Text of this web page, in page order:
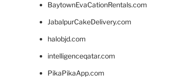
BaytownEvaCationRentals.com
JabalpurCakeDelivery.com
halobjd.com
intelligenceqatar.com
PikaPikaApp.com